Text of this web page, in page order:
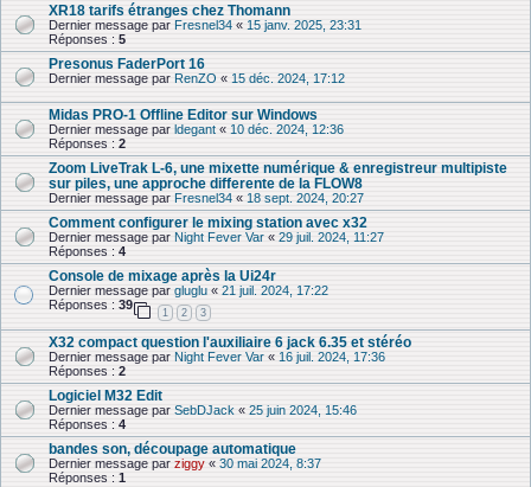
XR18 tarifs étranges chez Thomann
Dernier message par Fresnel34 « 15 janv. 2025, 23:31
Réponses : 5
Presonus FaderPort 16
Dernier message par RenZO « 15 déc. 2024, 17:12
Midas PRO-1 Offline Editor sur Windows
Dernier message par ldegant « 10 déc. 2024, 12:36
Réponses : 2
Zoom LiveTrak L-6, une mixette numérique & enre­gis­treur multi­piste
sur piles, une approche differente de la FLOW8
Dernier message par Fresnel34 « 18 sept. 2024, 20:27
Comment configurer le mixing station avec x32
Dernier message par Night Fever Var « 29 juil. 2024, 11:27
Réponses : 4
Console de mixage après la Ui24r
Dernier message par gluglu « 21 juil. 2024, 17:22
Réponses : 39
1 2 3
X32 compact question l'auxiliaire 6 jack 6.35 et stéréo
Dernier message par Night Fever Var « 16 juil. 2024, 17:36
Réponses : 2
Logiciel M32 Edit
Dernier message par SebDJack « 25 juin 2024, 15:46
Réponses : 4
bandes son, découpage automatique
Dernier message par ziggy « 30 mai 2024, 8:37
Réponses : 1